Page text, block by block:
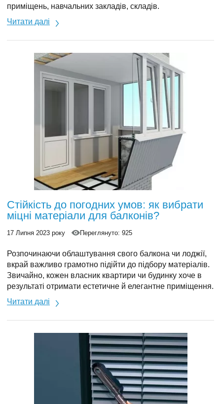
приміщень, навчальних закладів, складів.
Читати далі
Стійкість до погодних умов: як вибрати
міцні матеріали для балконів?
17 Липня 2023 року Переглянуто: 925
Розпочинаючи облаштування свого балкона чи лоджії,
вкрай важливо грамотно підійти до підбору матеріалів.
Звичайно, кожен власник квартири чи будинку хоче в
результаті отримати естетичне й елегантне приміщення.
Читати далі